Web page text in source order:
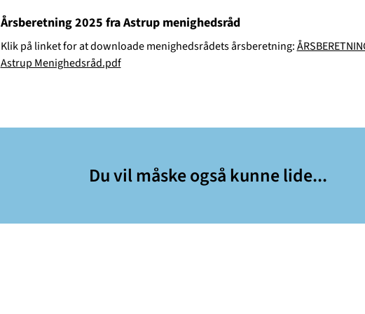
Årsberetning 2025 fra Astrup menighedsråd
Klik på linket for at downloade menighedsrådets årsberetning:
Astrup Menighedsråd.pdf
Du vil måske også kunne lide...